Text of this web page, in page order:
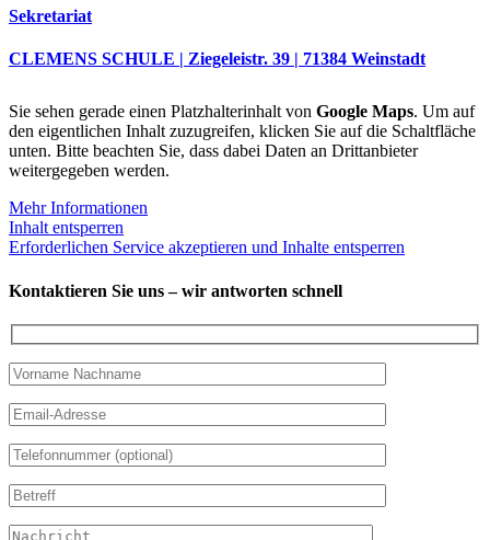
Sekretariat
CLEMENS SCHULE | Ziegeleistr. 39 | 71384 Weinstadt
Sie sehen gerade einen Platzhalterinhalt von Google Maps. Um auf
den eigentlichen Inhalt zuzugreifen, klicken Sie auf die Schaltfläche
unten. Bitte beachten Sie, dass dabei Daten an Drittanbieter
weitergegeben werden.
Mehr Informationen
Inhalt entsperren
Erforderlichen Service akzeptieren und Inhalte entsperren
Kontaktieren Sie uns – wir antworten schnell